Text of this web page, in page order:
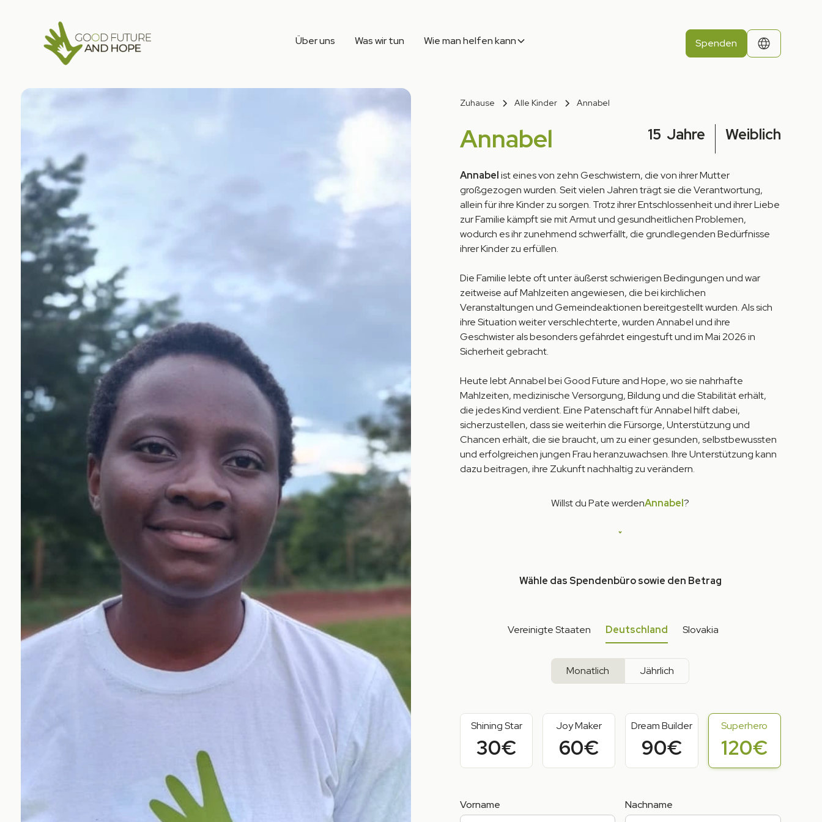
Über uns Was wir tun Wie man helfen kann Spenden
Zuhause Alle Kinder Annabel
Annabel 15 Jahre Weiblich
Annabelist eines von zehn Geschwistern, die von ihrer Mutter
großgezogen wurden. Seit vielen Jahren trägt sie die Verantwortung,
allein für ihre Kinder zu sorgen. Trotz ihrer Entschlossenheit und ihrer Liebe
zur Familie kämpft sie mit Armut und gesundheitlichen Problemen,
wodurch es ihr zunehmend schwerfällt, die grundlegenden Bedürfnisse
ihrer Kinder zu erfüllen.
Die Familie lebte oft unter äußerst schwierigen Bedingungen und war
zeitweise auf Mahlzeiten angewiesen, die bei kirchlichen
Veranstaltungen und Gemeindeaktionen bereitgestellt wurden. Als sich
ihre Situation weiter verschlechterte, wurden Annabel und ihre
Geschwister als besonders gefährdet eingestuft und im Mai 2026 in
Sicherheit gebracht.
Heute lebt Annabel bei Good Future and Hope, wo sie nahrhafte
Mahlzeiten, medizinische Versorgung, Bildung und die Stabilität erhält,
die jedes Kind verdient. Eine Patenschaft für Annabel hilft dabei,
sicherzustellen, dass sie weiterhin die Fürsorge, Unterstützung und
Chancen erhält, die sie braucht, um zu einer gesunden, selbstbewussten
und erfolgreichen jungen Frau heranzuwachsen. Ihre Unterstützung kann
dazu beitragen, ihre Zukunft nachhaltig zu verändern.
Willst du Pate werdenAnnabel?
Wähle das Spendenbüro sowie den Betrag
Vereinigte Staaten Deutschland Slovakia
Monatlich Jährlich
Shining Star
30€
Joy Maker
60€
Dream Builder
90€
Superhero
120€
Vorname Nachname